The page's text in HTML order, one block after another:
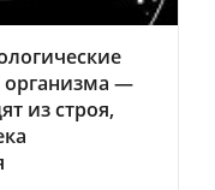
организма —
из строя,